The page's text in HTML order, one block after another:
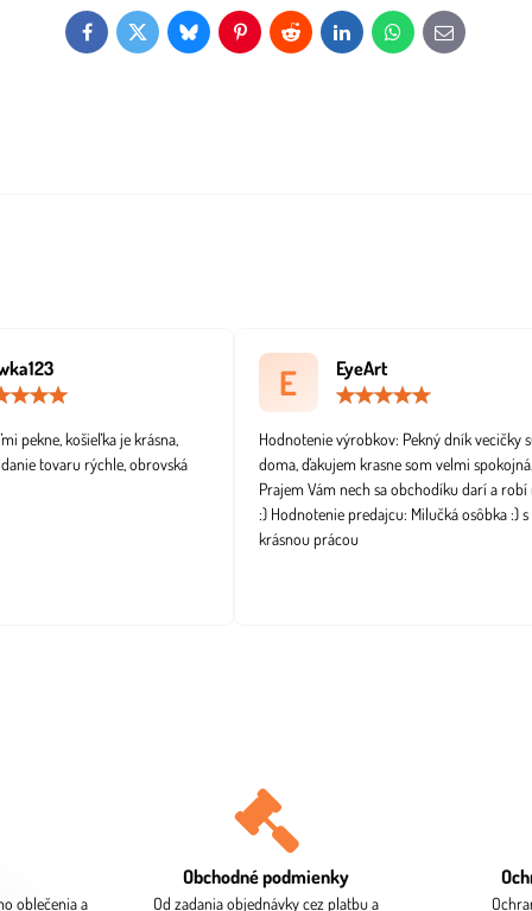
FacebookTwitterBlueskyPinterestReddit LinkedInWhatsApp
E-
mail
/
5
pekne, košieľka je krásna,
tovaru rýchle, obrovská
E
EyeArt
/
5
Hodnotenie výrobkov: Pekný dník vecičky
doma, ďakujem krasne som velmi spokojná.
Prajem Vám nech sa obchodíku darí a robí
:) Hodnotenie predajcu: Milučká osôbka :) s
krásnou prácou
oblečenia a
Obchodné podmienky
Od zadania objednávky cez platbu a